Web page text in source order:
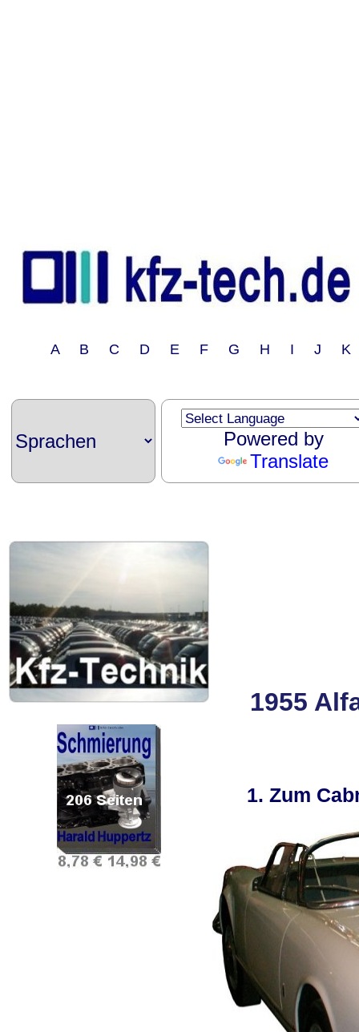
A B C D E F G H I J
Powered by
Translate
1955
2. Zum